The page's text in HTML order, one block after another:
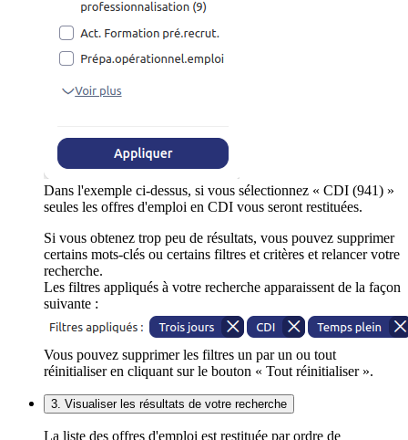
Dans l'exemple ci-dessus, si vous sélectionnez « CDI (941) »
seules les offres d'emploi en CDI vous seront restituées.
Si vous obtenez trop peu de résultats, vous pouvez supprimer
certains mots-clés ou certains filtres et critères et relancer votre
recherche.
Les filtres appliqués à votre recherche apparaissent de la façon
suivante :
Vous pouvez supprimer les filtres un par un ou tout
réinitialiser en cliquant sur le bouton « Tout réinitialiser ».
3. Visualiser les résultats de votre recherche
La liste des offres d'emploi est restituée par ordre de